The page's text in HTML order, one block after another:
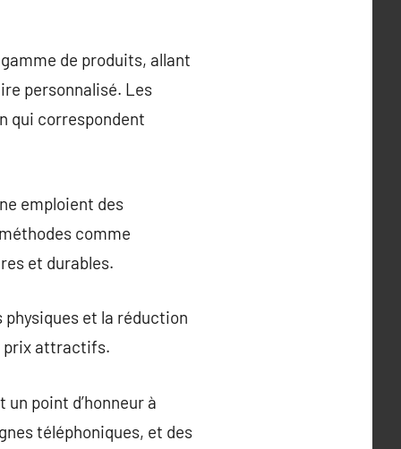
de produits, allant
personnalisé. Les
qui correspondent
emploient des
comme
et durables.
et la réduction
prix attractifs.
point d’honneur à
téléphoniques, et des